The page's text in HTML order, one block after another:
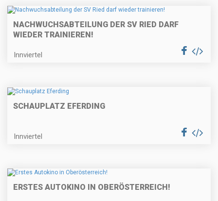
NACHWUCHSABTEILUNG DER SV RIED DARF
WIEDER TRAINIEREN!
Innviertel
SCHAUPLATZ EFERDING
Innviertel
ERSTES AUTOKINO IN OBERÖSTERREICH!